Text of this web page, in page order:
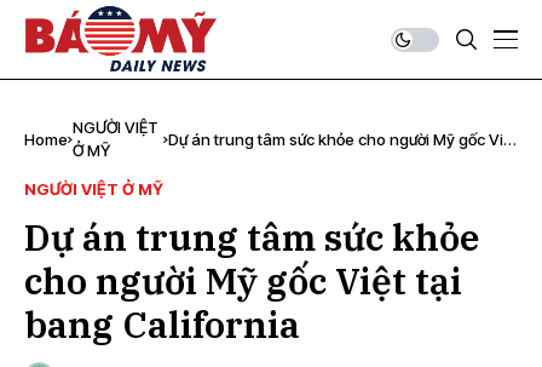
Home
NGƯỜI VIỆT
Ở MỸ
Dự án trung tâm sức khỏe cho người Mỹ gốc Việt
NGƯỜI VIỆT Ở MỸ
Dự án trung tâm sức khỏe
cho người Mỹ gốc Việt tại
bang California